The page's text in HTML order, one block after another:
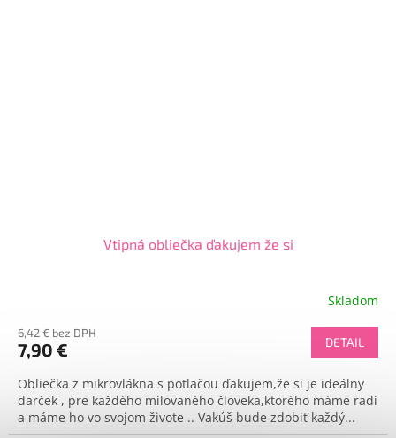
Vtipná obliečka ďakujem že si
Skladom
6,42 € bez DPH
7,90 € DETAIL
Obliečka z mikrovlákna s potlačou ďakujem,že si je ideálny
darček , pre každého milovaného človeka,ktorého máme radi
a máme ho vo svojom živote .. Vakúš bude zdobiť každý...